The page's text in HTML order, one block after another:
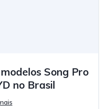
Song Pro
no Brasil